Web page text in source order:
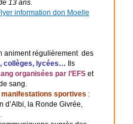
13 ans.
information don Moelle
animent régulièrement des
collèges, lycées… Ils
organisées par l’EFS et
sang.
manifestations sportives :
d’Albi, la Ronde Givrée,